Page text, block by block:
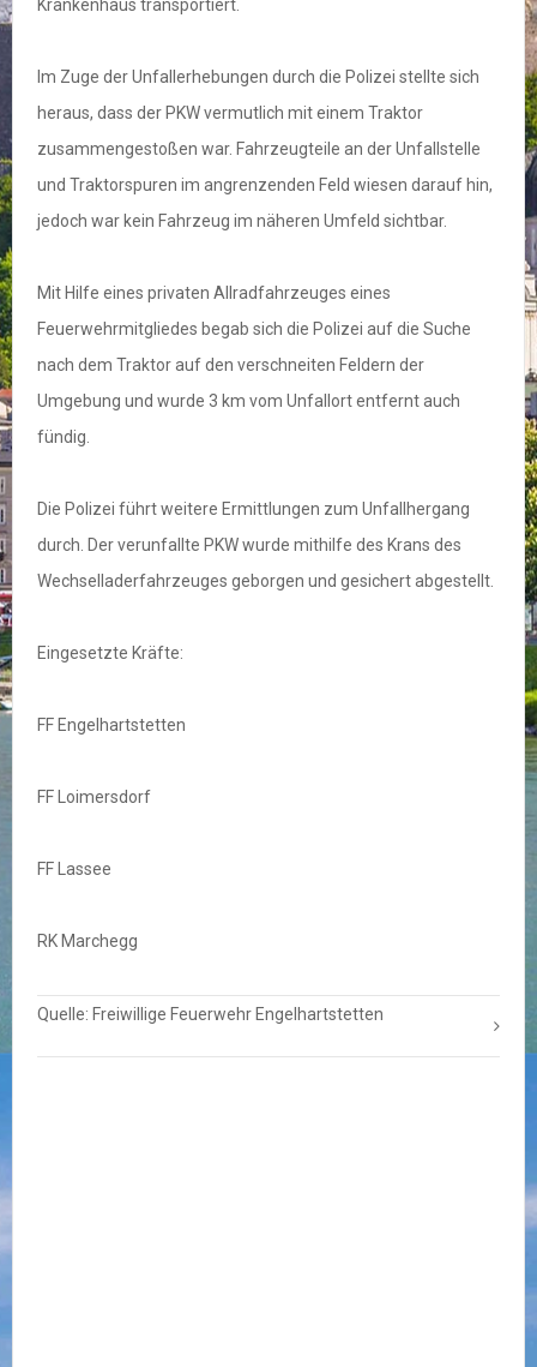
Krankenhaus transportiert.
Im Zuge der Unfallerhebungen durch die Polizei stellte sich
heraus, dass der PKW vermutlich mit einem Traktor
zusammengestoßen war. Fahrzeugteile an der Unfallstelle
und Traktorspuren im angrenzenden Feld wiesen darauf hin,
jedoch war kein Fahrzeug im näheren Umfeld sichtbar.
Mit Hilfe eines privaten Allradfahrzeuges eines
Feuerwehrmitgliedes begab sich die Polizei auf die Suche
nach dem Traktor auf den verschneiten Feldern der
Umgebung und wurde 3 km vom Unfallort entfernt auch
fündig.
Die Polizei führt weitere Ermittlungen zum Unfallhergang
durch. Der verunfallte PKW wurde mithilfe des Krans des
Wechselladerfahrzeuges geborgen und gesichert abgestellt.
Eingesetzte Kräfte:
FF Engelhartstetten
FF Loimersdorf
FF Lassee
RK Marchegg
Quelle: Freiwillige Feuerwehr Engelhartstetten